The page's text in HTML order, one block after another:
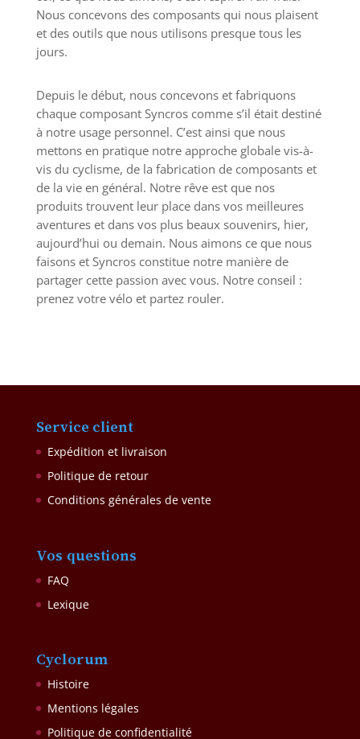
Nous concevons des composants qui nous plaisent
et des outils que nous utilisons presque tous les
jours.
Depuis le début, nous concevons et fabriquons
chaque composant Syncros comme s’il était destiné
à notre usage personnel. C’est ainsi que nous
mettons en pratique notre approche globale vis-à-
vis du cyclisme, de la fabrication de composants et
de la vie en général. Notre rêve est que nos
produits trouvent leur place dans vos meilleures
aventures et dans vos plus beaux souvenirs, hier,
aujourd’hui ou demain. Nous aimons ce que nous
faisons et Syncros constitue notre manière de
partager cette passion avec vous. Notre conseil :
prenez votre vélo et partez rouler.
Service client
Expédition et livraison
Politique de retour
Conditions générales de vente
Vos questions
FAQ
Lexique
Cyclorum
Histoire
Mentions légales
Politique de confidentialité